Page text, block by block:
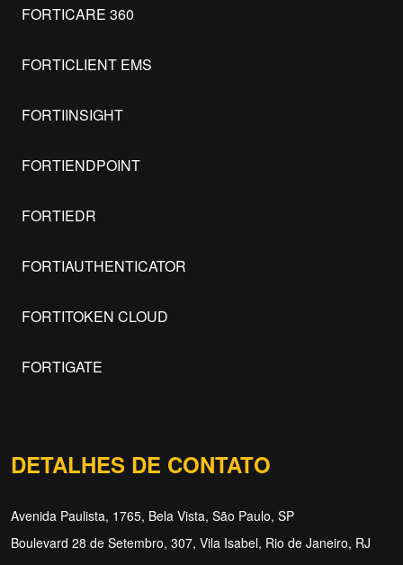
FORTICARE 360
FORTICLIENT EMS
FORTIINSIGHT
FORTIENDPOINT
FORTIEDR
FORTIAUTHENTICATOR
FORTITOKEN CLOUD
FORTIGATE
DETALHES DE CONTATO
Avenida Paulista, 1765, Bela Vista, São Paulo, SP
Boulevard 28 de Setembro, 307, Vila Isabel, Rio de Janeiro, RJ